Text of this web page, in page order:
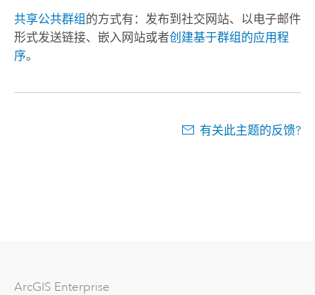
共享公共群组 的方式有：发布到社交网站、以电子邮件
形式发送链接、嵌入网站或者创建基于群组的应用程
序。
有关此主题的反馈?
ArcGIS Enterprise